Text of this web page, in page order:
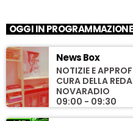
OGGI IN PROGRAMMAZIONE
News Box
NOTIZIE E
CURA DELLA
NOVARADIO
09:00 - 09:30